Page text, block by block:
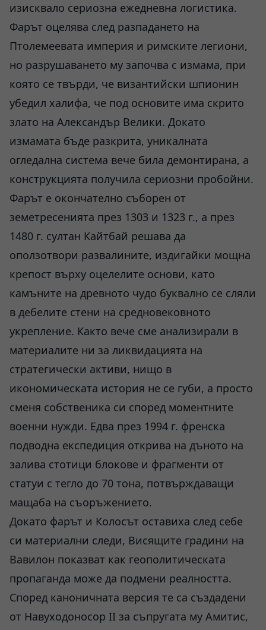
изисквало сериозна ежедневна логистика.
Фарът оцелява след разпадането на
Птолемеевата империя и римските легиони,
но разрушаването му започва с измама, при
която се твърди, че византийски шпионин
убедил халифа, че под основите има скрито
злато на Александър Велики. Докато
измамата бъде разкрита, уникалната
огледална система вече била демонтирана, а
конструкцията получила сериозни пробойни.
Фарът е окончателно съборен от
земетресенията през 1303 и 1323 г., а през
1480 г. султан Кайтбай решава да
оползотвори развалините, издигайки мощна
крепост върху оцелелите основи, като
камъните на древното чудо буквално се сляли
в дебелите стени на средновековното
укрепление. Както вече сме анализирали в
материалите ни за ликвидацията на
стратегически активи, нищо в
икономическата история не се губи, а просто
сменя собственика си според моментните
военни нужди. Едва през 1994 г. френска
подводна експедиция открива на дъното на
залива стотици блокове и фрагменти от
статуи с тегло до 70 тона, потвърждаващи
мащаба на съоръжението.
Докато фарът и Колосът оставиха след себе
си материални следи, Висящите градини на
Вавилон показват как геополитическата
пропаганда може да подмени реалността.
Според каноничната версия те са създадени
от Навуходоносор II за съпругата му Амитис,